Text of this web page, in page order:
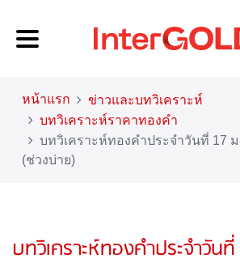
หน้าแรก
ข่าวและบทวิเคราะห์
บทวิเคราะห์ราคาทองคำ
บทวิเคราะห์ทองคำประจำวันที่ 17
(ช่วงบ่าย)
บทวิเคราะห์ทองคำประจำวัน